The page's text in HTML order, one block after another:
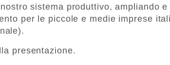
sistema produttivo, ampliando
per le piccole e medie imprese
presentazione.